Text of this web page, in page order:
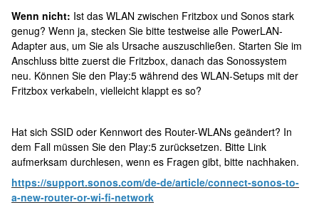
Wenn nicht: Ist das WLAN zwischen Fritzbox und Sonos stark
genug? Wenn ja, stecken Sie bitte testweise alle PowerLAN-
Adapter aus, um Sie als Ursache auszuschließen. Starten Sie im
Anschluss bitte zuerst die Fritzbox, danach das Sonossystem
neu. Können Sie den Play:5 während des WLAN-Setups mit der
Fritzbox verkabeln, vielleicht klappt es so?
Hat sich SSID oder Kennwort des Router-WLANs geändert? In
dem Fall müssen Sie den Play:5 zurücksetzen. Bitte Link
aufmerksam durchlesen, wenn es Fragen gibt, bitte nachhaken.
https://support.sonos.com/de-de/article/connect-sonos-to-
a-new-router-or-wi-fi-network